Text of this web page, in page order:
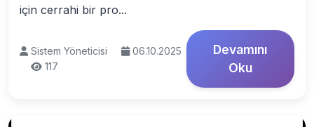
için cerrahi bir pro...
Sistem Yöneticisi
06.10.2025
117
Devamını
Oku